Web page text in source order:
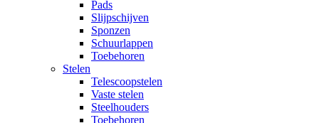
Pads
Slijpschijven
Sponzen
Schuurlappen
Toebehoren
Stelen
Telescoopstelen
Vaste stelen
Steelhouders
Toebehoren